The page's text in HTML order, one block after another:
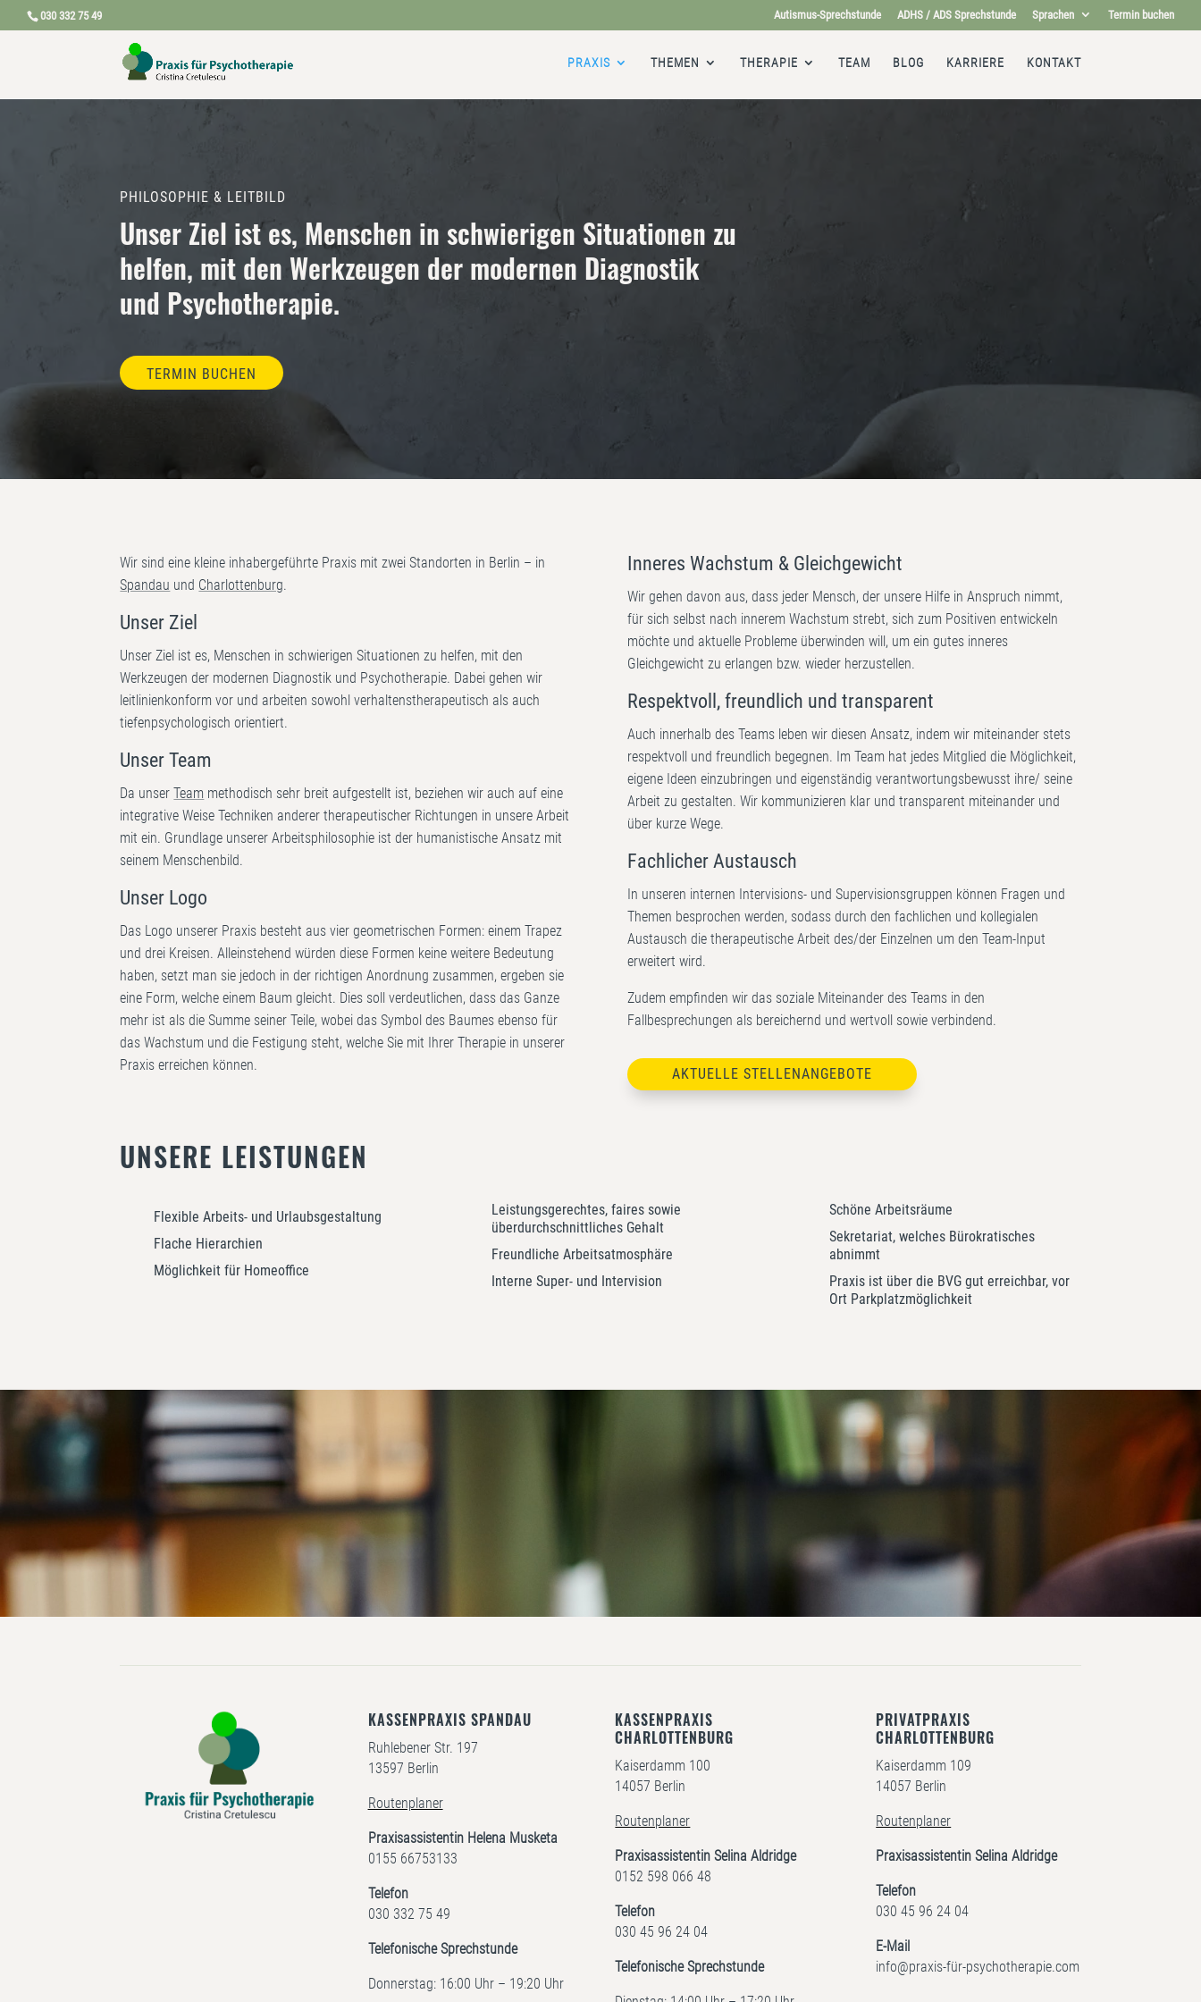
030 332 75 49 Autismus-Sprechstunde ADHS / ADS Sprechstunde Sprachen Termin buchen
PRAXIS THEMEN THERAPIE TEAM BLOG KARRIERE KONTAKT
PHILOSOPHIE & LEITBILD
Unser Ziel ist es, Menschen in schwierigen Situationen zu
helfen, mit den Werkzeugen der modernen Diagnostik
und Psychotherapie.
TERMIN BUCHEN
Wir sind eine kleine inhabergeführte Praxis mit zwei Standorten in Berlin – in
Spandau und Charlottenburg.
Unser Ziel
Unser Ziel ist es, Menschen in schwierigen Situationen zu helfen, mit den
Werkzeugen der modernen Diagnostik und Psychotherapie. Dabei gehen wir
leitlinienkonform vor und arbeiten sowohl verhaltenstherapeutisch als auch
tiefenpsychologisch orientiert.
Unser Team
Da unserTeam methodisch sehr breit aufgestellt ist, beziehen wir auch auf eine
integrative Weise Techniken anderer therapeutischer Richtungen in unsere Arbeit
mit ein. Grundlage unserer Arbeitsphilosophie ist der humanistische Ansatz mit
seinem Menschenbild.
Unser Logo
Das Logo unserer Praxis besteht aus vier geometrischen Formen: einem Trapez
und drei Kreisen. Alleinstehend würden diese Formen keine weitere Bedeutung
haben, setzt man sie jedoch in der richtigen Anordnung zusammen, ergeben sie
eine Form, welche einem Baum gleicht. Dies soll verdeutlichen, dass das Ganze
mehr ist als die Summe seiner Teile, wobei das Symbol des Baumes ebenso für
das Wachstum und die Festigung steht, welche Sie mit Ihrer Therapie in unserer
Praxis erreichen können.
Inneres Wachstum & Gleichgewicht
Wir gehen davon aus, dass jeder Mensch, der unsere Hilfe in Anspruch nimmt,
für sich selbst nach innerem Wachstum strebt, sich zum Positiven entwickeln
möchte und aktuelle Probleme überwinden will, um ein gutes inneres
Gleichgewicht zu erlangen bzw. wieder herzustellen.
Respektvoll, freundlich und transparent
Auch innerhalb des Teams leben wir diesen Ansatz, indem wir miteinander stets
respektvoll und freundlich begegnen. Im Team hat jedes Mitglied die Möglichkeit,
eigene Ideen einzubringen und eigenständig verantwortungsbewusst ihre/ seine
Arbeit zu gestalten. Wir kommunizieren klar und transparent miteinander und
über kurze Wege.
Fachlicher Austausch
In unseren internen Intervisions- und Supervisionsgruppen können Fragen und
Themen besprochen werden, sodass durch den fachlichen und kollegialen
Austausch die therapeutische Arbeit des/der Einzelnen um den Team-Input
erweitert wird.
Zudem empfinden wir das soziale Miteinander des Teams in den
Fallbesprechungen als bereichernd und wertvoll sowie verbindend.
AKTUELLE STELLENANGEBOTE
UNSERE LEISTUNGEN
Flexible Arbeits- und Urlaubsgestaltung
Flache Hierarchien
Möglichkeit für Homeoffice
Leistungsgerechtes, faires sowie
überdurchschnittliches Gehalt
Freundliche Arbeitsatmosphäre
Interne Super- und Intervision
Schöne Arbeitsräume
Sekretariat, welches Bürokratisches
abnimmt
Praxis ist über die BVG gut erreichbar, vor
Ort Parkplatzmöglichkeit
KASSENPRAXIS SPANDAU
Ruhlebener Str. 197
13597 Berlin
Routenplaner
Praxisassistentin Helena Musketa
0155 66753133
Telefon
030 332 75 49
Telefonische Sprechstunde
Donnerstag: 16:00 Uhr – 19:20 Uhr
KASSENPRAXIS
CHARLOTTENBURG
Kaiserdamm 100
14057 Berlin
Routenplaner
Praxisassistentin Selina Aldridge
0152 598 066 48
Telefon
030 45 96 24 04
Telefonische Sprechstunde
PRIVATPRAXIS
CHARLOTTENBURG
Kaiserdamm 109
14057 Berlin
Routenplaner
Praxisassistentin Selina Aldridge
Telefon
030 45 96 24 04
E-Mail
info@praxis-für-psychotherapie.com